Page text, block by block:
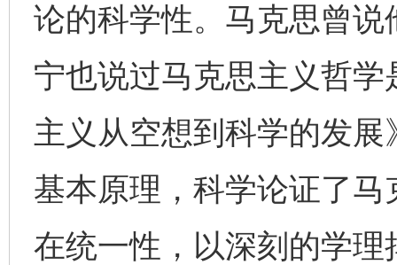
论的科学性。马克思曾
宁也说过马克思主义哲
主义从空想到科学的发
基本原理，科学论证了
在统一性，以深刻的学